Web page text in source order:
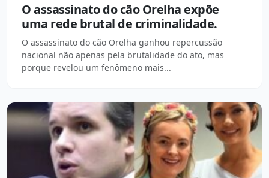
O assassinato do cão Orelha expõe
uma rede brutal de criminalidade.
O assassinato do cão Orelha ganhou repercussão
nacional não apenas pela brutalidade do ato, mas
porque revelou um fenômeno mais...